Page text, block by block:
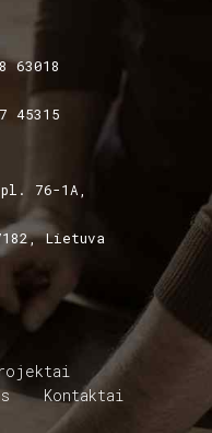
63018
45315
pl. 76-1A,
Lietuva
Kontaktai